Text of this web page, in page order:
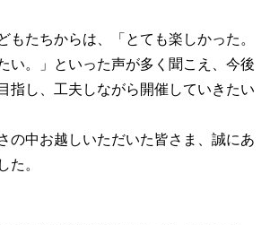
たちからは、「とても楽しかった。
い。」といった声が多く聞こえ、今後
指し、工夫しながら開催していきたい
の中お越しいただいた皆さま、誠にあ
た。